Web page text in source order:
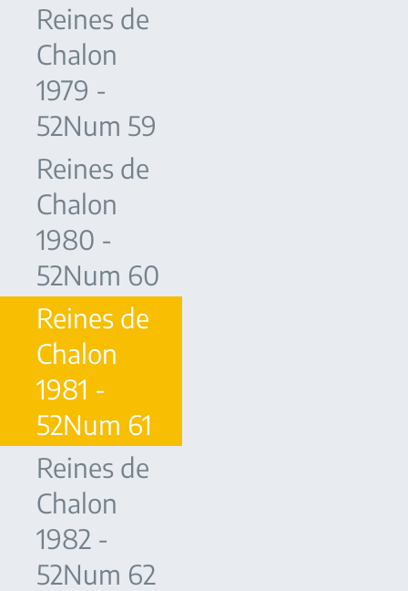
Reines de
Chalon
1979 -
52Num 59
Reines de
Chalon
1980 -
52Num 60
Reines de
Chalon
1981 -
52Num 61
Reines de
Chalon
1982 -
52Num 62